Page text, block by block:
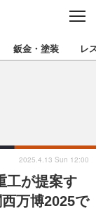
C
S
E
を地域から探す
鈑金・塗装 レ
工が提案す
万博2025で
2025.4.13 Sun 12:00